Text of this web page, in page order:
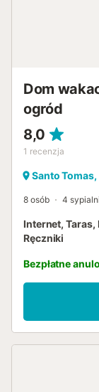
Dom
ogród
8,0
1 recenzja
Santo
8 osób 4
Internet, Taras,
Ręczniki
Bezpłatne